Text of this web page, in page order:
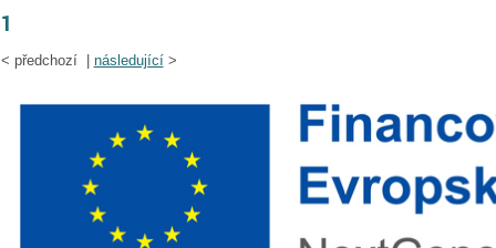
1
< předchozí | následující>